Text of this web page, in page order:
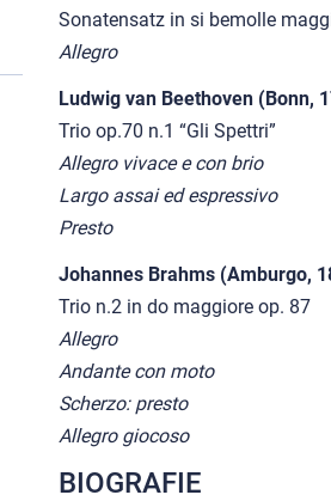
Sonatensatz in si bemolle
Allegro
Ludwig van Beethoven (Bonn,
Trio op.70 n.1 “Gli Spettri”
Allegro vivace e con brio
Largo assai ed espressivo
Presto
Johannes Brahms (Amburgo,
Trio n.2 in do maggiore op. 87
Allegro
Andante con moto
Scherzo: presto
Allegro giocoso
BIOGRAFIE